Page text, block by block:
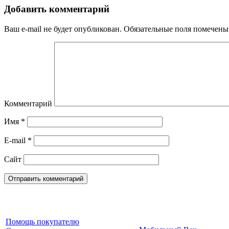
Добавить комментарий
Ваш e-mail не будет опубликован. Обязательные поля
Комментарий
Имя *
E-mail *
Сайт
Помощь покупателю